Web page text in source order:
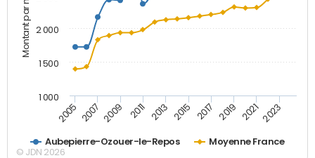
Aubepierre-Ozouer-le-Repos Moyenne France
2005 2007 2009 2011 2013 2015 2017 2019 2021 2023
1 000
1 500
2 000
© JDN 2026